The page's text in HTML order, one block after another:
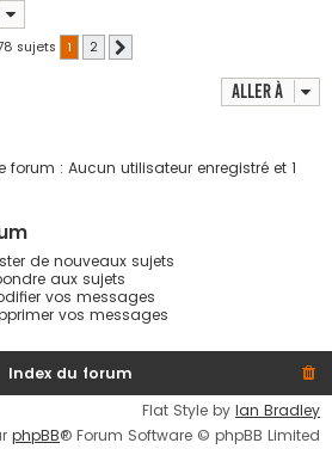
sujets 1 2
Aller à
: Aucun utilisateur enregistré et 1
de nouveaux sujets
aux sujets
vos messages
vos messages
Index du forum
Flat Style by Ian Bradley
phpBB® Forum Software © phpBB Limited